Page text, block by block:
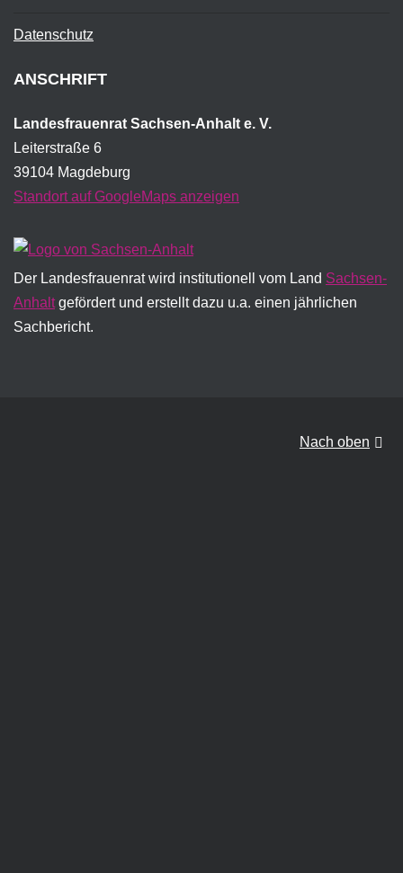
Datenschutz
ANSCHRIFT
Landesfrauenrat Sachsen-Anhalt e. V.
Leiterstraße 6
39104 Magdeburg
Standort auf GoogleMaps anzeigen
Der Landesfrauenrat wird institutionell vom Land Sachsen-
Anhaltgefördert und erstellt dazu u.a. einen jährlichen
Sachbericht.
Nach oben